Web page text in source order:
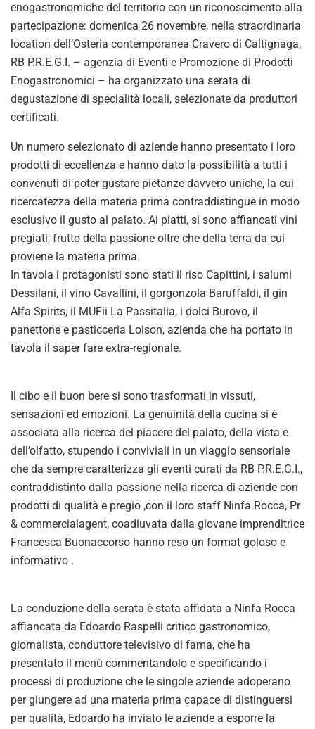
enogastronomiche del territorio con un riconoscimento alla
partecipazione: domenica 26 novembre, nella straordinaria
location dell’Osteria contemporanea Cravero di Caltignaga,
RB P.R.E.G.I. – agenzia di Eventi e Promozione di Prodotti
Enogastronomici – ha organizzato una serata di
degustazione di specialità locali, selezionate da produttori
certificati.
Un numero selezionato di aziende hanno presentato i loro
prodotti di eccellenza e hanno dato la possibilità a tutti i
convenuti di poter gustare pietanze davvero uniche, la cui
ricercatezza della materia prima contraddistingue in modo
esclusivo il gusto al palato. Ai piatti, si sono affiancati vini
pregiati, frutto della passione oltre che della terra da cui
proviene la materia prima.
In tavola i protagonisti sono stati il riso Capittini, i salumi
Dessilani, il vino Cavallini, il gorgonzola Baruffaldi, il gin
Alfa Spirits, il MUFii La Passitalia, i dolci Burovo, il
panettone e pasticceria Loison, azienda che ha portato in
tavola il saper fare extra-regionale.
Il cibo e il buon bere si sono trasformati in vissuti,
sensazioni ed emozioni. La genuinità della cucina si è
associata alla ricerca del piacere del palato, della vista e
dell’olfatto, stupendo i conviviali in un viaggio sensoriale
che da sempre caratterizza gli eventi curati da RB P.R.E.G.I.,
contraddistinto dalla passione nella ricerca di aziende con
prodotti di qualità e pregio ,con il loro staff Ninfa Rocca, Pr
& commercialagent, coadiuvata dalla giovane imprenditrice
Francesca Buonaccorso hanno reso un format goloso e
informativo .
La conduzione della serata è stata affidata a Ninfa Rocca
affiancata da Edoardo Raspelli critico gastronomico,
giornalista, conduttore televisivo di fama, che ha
presentato il menù commentandolo e specificando i
processi di produzione che le singole aziende adoperano
per giungere ad una materia prima capace di distinguersi
per qualità, Edoardo ha inviato le aziende a esporre la